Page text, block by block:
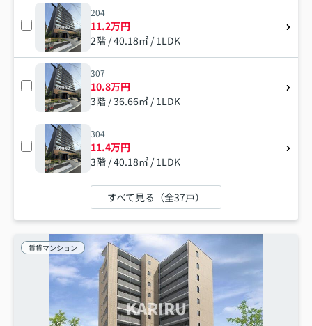
204
11.2万円
2階 / 40.18㎡ / 1LDK
307
10.8万円
3階 / 36.66㎡ / 1LDK
304
11.4万円
3階 / 40.18㎡ / 1LDK
すべて見る（全37戸）
賃貸マンション